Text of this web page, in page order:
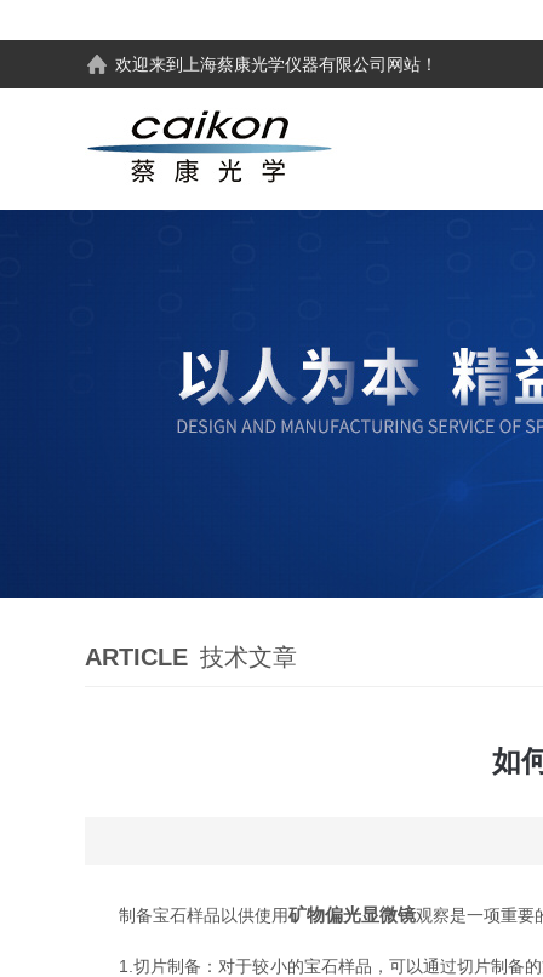
欢迎来到 上海蔡康光学仪器有限公司 网站！
ARTICLE 技术文章
如
制备宝石样品以供使用矿物偏光显微镜观察是一项重要
1.切片制备：对于较小的宝石样品，可以通过切片制备的